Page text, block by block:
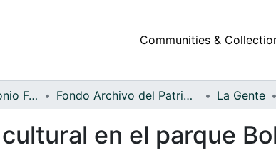
Communities &
Archivo del Patrimonio Fotográfico y Fílmico del Valle del Cauca Fondo Archivo del Patrimonio Fotográfico y Fílmico del Valle del Cauca La Gente
en el parque